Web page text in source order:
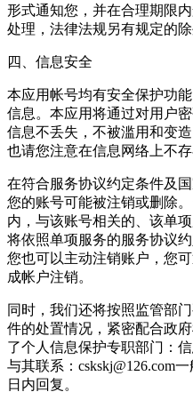
形式通知您，并在合理期限
处理，法律法规另有规定的除
四、信息安全
本应用帐号均有安全保护功
信息。本应用将通过对用户
信息不丢失，不被滥用和变
也请您注意在信息网络上不存
在符合服务协议约定条件及
您的账号可能被注销或删除
内，与该账号相关的、该单
将依照单项服务的服务协议
您也可以主动注销账户，您
成帐户注销。
同时，我们还将按照监管部
件的处置情况，紧密配合政
了个人信息保护专职部门：
与其联系：cskskj@126.com
日内回复。